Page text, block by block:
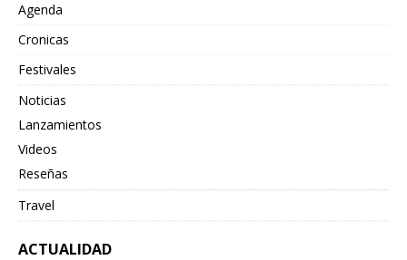
Agenda
Cronicas
Festivales
Noticias
Lanzamientos
Videos
Reseñas
Travel
ACTUALIDAD